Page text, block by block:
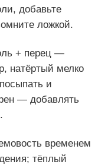
добавьте
ложкой.
+ перец —
натёртый мелко
и
— добавлять
временем
тёплый